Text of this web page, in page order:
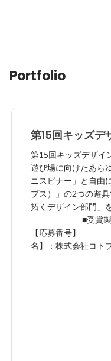
Portfolio
第15回キッズデ
どもたちの創造
門 「オムニス
ス）」
第15回キッズデザイ
遊び場に向けたあら
ニスピナー」と自由
プス）」の2つの遊
拓くデザイン部門」
■受賞製品に
【応募番号】 ：
名】：株式会社コ